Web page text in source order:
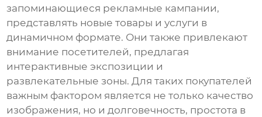
запоминающиеся рекламные кампании,
представлять новые товары и услуги в
динамичном формате. Они также привлекают
внимание посетителей, предлагая
интерактивные экспозиции и
развлекательные зоны. Для таких покупателей
важным фактором является не только качество
изображения, но и долговечность, простота в